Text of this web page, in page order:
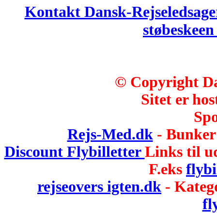
Kontakt Dansk-
© Copyright
Sitet er
Rejs-Med.dk- Bunker
Discount Flybilletter Links til
F.eks
rejseovers igten.dk -